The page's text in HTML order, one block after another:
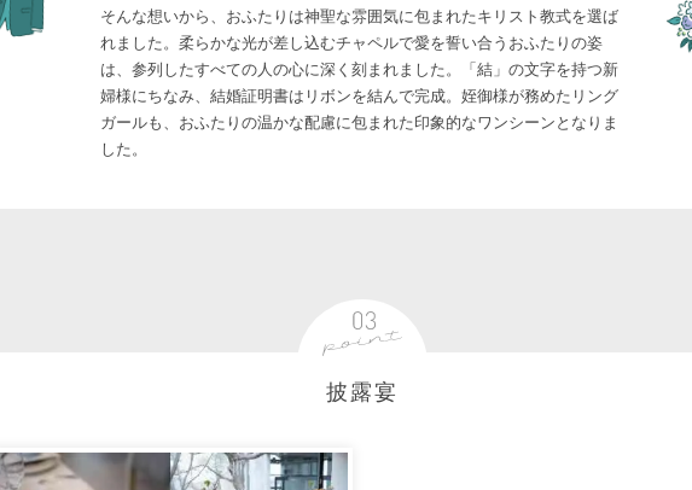
そんな想いから、おふたりは神聖な雰囲気に包まれたキリスト教式を選ば
れました。柔らかな光が差し込むチャペルで愛を誓い合うおふたりの姿
は、参列したすべての人の心に深く刻まれました。「結」の文字を持つ新
婦様にちなみ、結婚証明書はリボンを結んで完成。姪御様が務めたリング
ガールも、おふたりの温かな配慮に包まれた印象的なワンシーンとなりま
した。
披露宴